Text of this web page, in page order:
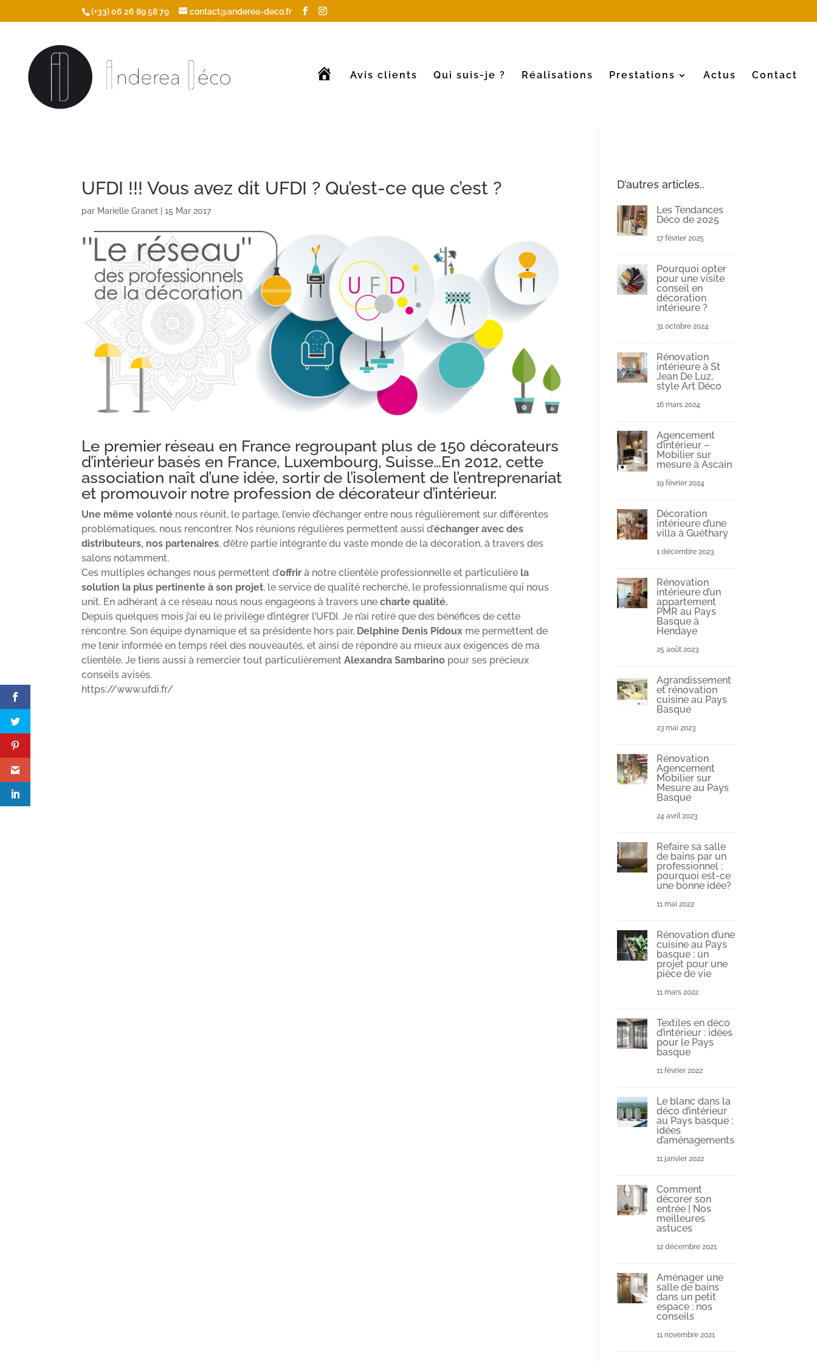
/* Ouvrir les icônes du footer dans une nouvelle fenêtre */
(+33) 06 26 89 58 79 contact@anderea-deco.fr
Avis clients Qui suis-je ? Réalisations Prestations Actus Contact
UFDI !!! Vous avez dit UFDI ? Qu’est-ce que c’est ?
par Marielle Granet |15 Mar 2017
Le premier réseau en France regroupant plus de 150 décorateurs
d’intérieur basés en France, Luxembourg, Suisse…En 2012, cette
association naît d’une idée, sortir de l’isolement de l’entreprenariat
et promouvoir notre profession de décorateur d’intérieur.
Une même volonté nous réunit, le partage, l’envie d’échanger entre nous régulièrement sur différentes
problématiques, nous rencontrer. Nos réunions régulières permettent aussi d’échanger avec des
distributeurs, nos partenaires, d’être partie intégrante du vaste monde de la décoration, à travers des
salons notamment.
Ces multiples échanges nous permettent d’offrir à notre clientèle professionnelle et particulière la
solution la plus pertinente à son projet, le service de qualité recherché, le professionnalisme qui nous
unit. En adhérant à ce réseau nous nous engageons à travers une charte qualité.
Depuis quelques mois j’ai eu le privilège d’intégrer l’UFDI. Je n’ai retiré que des bénéfices de cette
rencontre. Son équipe dynamique et sa présidente hors pair, Delphine Denis Pidoux me permettent de
me tenir informée en temps réel des nouveautés, et ainsi de répondre au mieux aux exigences de ma
clientèle. Je tiens aussi à remercier tout particulièrementAlexandra Sambarino pour ses précieux
conseils avisés.
https://www.ufdi.fr/
D’autres articles..
Les Tendances
Déco de 2025
17 février 2025
Pourquoi opter
pour une visite
conseil en
décoration
intérieure ?
31 octobre 2024
Rénovation
intérieure à St
Jean De Luz,
style Art Déco
16 mars 2024
Agencement
d’intérieur –
Mobilier sur
mesure à Ascain
19 février 2024
Décoration
intérieure d’une
villa à Guéthary
1 décembre 2023
Rénovation
intérieure d’un
appartement
PMR au Pays
Basque à
Hendaye
25 août 2023
Agrandissement
et rénovation
cuisine au Pays
Basque
23 mai 2023
Rénovation
Agencement
Mobilier sur
Mesure au Pays
Basque
24 avril 2023
Refaire sa salle
de bains par un
professionnel :
pourquoi est-ce
une bonne idée?
11 mai 2022
Rénovation d’une
cuisine au Pays
basque : un
projet pour une
pièce de vie
11 mars 2022
Textiles en déco
d’intérieur : idées
pour le Pays
basque
11 février 2022
Le blanc dans la
déco d’intérieur
au Pays basque :
idées
d’aménagements
11 janvier 2022
Comment
décorer son
entrée | Nos
meilleures
astuces
12 décembre 2021
Aménager une
salle de bains
dans un petit
espace : nos
conseils
11 novembre 2021